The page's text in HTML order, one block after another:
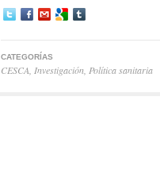
CATEGORÍAS
CESCA Investigación Política sanitaria